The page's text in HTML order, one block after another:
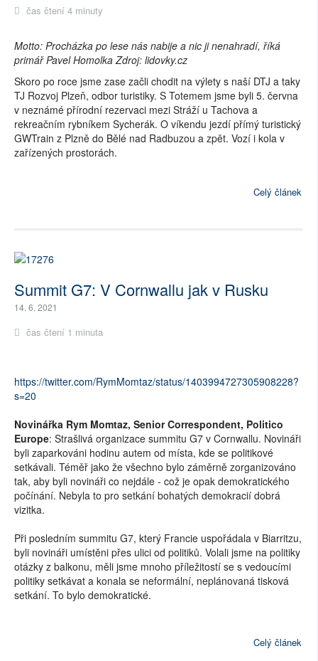
čas čtení 4 minuty
Motto: Procházka po lese nás nabije a nic ji nenahradí, říká
primář Pavel Homolka Zdroj: lidovky.cz
Skoro po roce jsme zase začli chodit na výlety s naší DTJ a taky
TJ Rozvoj Plzeň, odbor turistiky. S Totemem jsme byli 5. června
v neznámé přírodní rezervaci mezi Stráží u Tachova a
rekreačním rybníkem Sycherák. O víkendu jezdí přímý turistický
GWTrain z Plzně do Bělé nad Radbuzou a zpět. Vozí i kola v
zařízených prostorách.
Celý článek
Summit G7: V Cornwallu jak v Rusku
14. 6. 2021
čas čtení 1 minuta
https://twitter.com/RymMomtaz/status/1403994727305908228?
s=20
Novinářka Rym Momtaz, Senior Correspondent, Politico
Europe: Strašlivá organizace summitu G7 v Cornwallu. Novináři
byli zaparkováni hodinu autem od místa, kde se politikové
setkávali. Téměř jako že všechno bylo záměrně zorganizováno
tak, aby byli novináři co nejdále - což je opak demokratického
počínání. Nebyla to pro setkání bohatých demokracií dobrá
vizitka.
Při posledním summitu G7, který Francie uspořádala v Biarritzu,
byli novináři umístěni přes ulici od politiků. Volali jsme na politiky
otázky z balkonu, měli jsme mnoho příležitostí se s vedoucími
politiky setkávat a konala se neformální, neplánovaná tisková
setkání. To bylo demokratické.
Celý článek